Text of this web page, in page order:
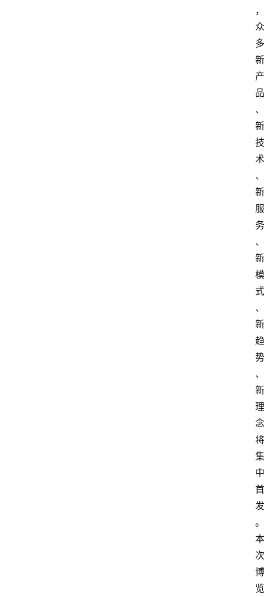
，
众
多
新
产
品
、
新
技
术
、
新
服
务
、
新
模
式
、
新
趋
势
、
新
理
念
将
集
中
首
发
。
本
次
博
览